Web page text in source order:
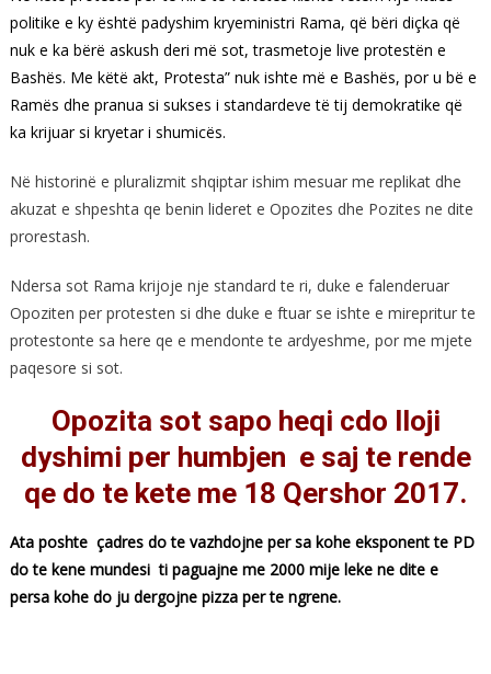
politike e ky është padyshim kryeministri Rama, që bëri diçka që
nuk e ka bërë askush deri më sot, trasmetoje live protestën e
Bashës. Me këtë akt, Protesta” nuk ishte më e Bashës, por u bë e
Ramës dhe pranua si sukses i standardeve të tij demokratike që
ka krijuar si kryetar i shumicës.
Në historinë e pluralizmit shqiptar ishim mesuar me replikat dhe
akuzat e shpeshta qe benin lideret e Opozites dhe Pozites ne dite
prorestash.
Ndersa sot Rama krijoje nje standard te ri, duke e falenderuar
Opoziten per protesten si dhe duke e ftuar se ishte e mirepritur te
protestonte sa here qe e mendonte te ardyeshme, por me mjete
paqesore si sot.
Opozita sot sapo heqi cdo lloji
dyshimi per humbjen e saj te rende
qe do te kete me 18 Qershor 2017.
Ata poshte çadres do te vazhdojne per sa kohe eksponent te PD
do te kene mundesi ti paguajne me 2000 mije leke ne dite e
persa kohe do ju dergojne pizza per te ngrene.